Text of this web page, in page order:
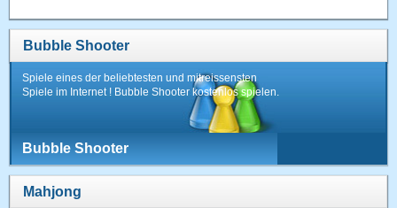
Bubble Shooter
Spiele eines der beliebtesten und mitreissensten
Spiele im Internet ! Bubble Shooter kostenlos spielen.
Bubble Shooter
Mahjong